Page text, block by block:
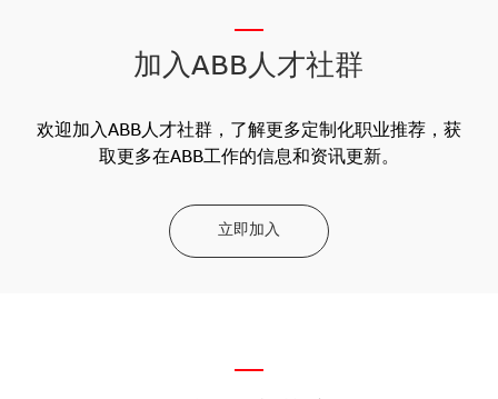
加入ABB人才社群
欢迎加入ABB人才社群，了解更多定制化职业推荐，获
取更多在ABB工作的信息和资讯更新。
立即加入
—